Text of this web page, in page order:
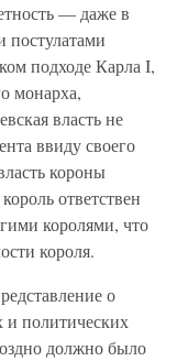
— даже в
подходе Карла I,
монарха,
власть не
ввиду своего
короны
ответствен
королями, что
короля.
о
и политических
должно было